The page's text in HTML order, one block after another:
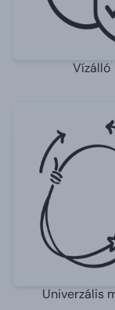
Vízálló
Univerzális